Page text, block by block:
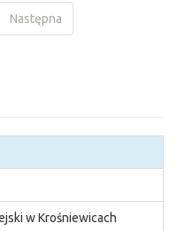
Następna
w Krośniewicach